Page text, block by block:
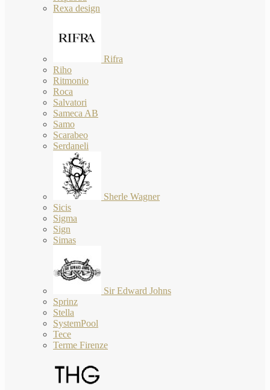
Rexa design
Rifra
Riho
Ritmonio
Roca
Salvatori
Sameca AB
Samo
Scarabeo
Serdaneli
Sherle Wagner
Sicis
Sigma
Sign
Simas
Sir Edward Johns
Sprinz
Stella
SystemPool
Tece
Terme Firenze